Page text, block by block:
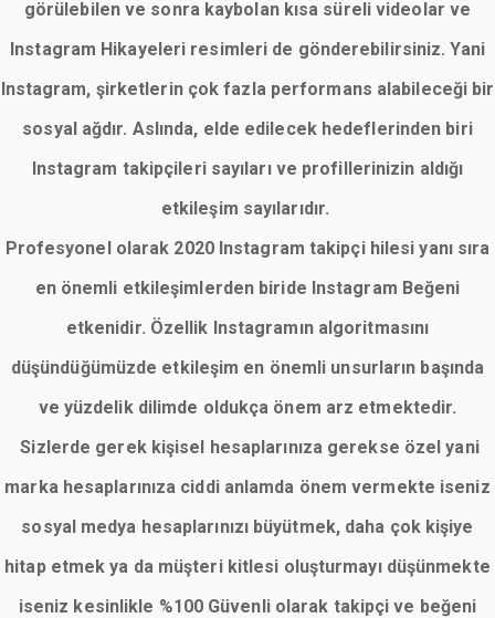
görülebilen ve sonra kaybolan kısa süreli videolar ve
Instagram Hikayeleri resimleri de gönderebilirsiniz. Yani
Instagram, şirketlerin çok fazla performans alabileceği bir
sosyal ağdır. Aslında, elde edilecek hedeflerinden biri
Instagram takipçileri sayıları ve profillerinizin aldığı
etkileşim sayılarıdır.
Profesyonel olarak 2020 Instagram takipçi hilesi yanı sıra
en önemli etkileşimlerden biride Instagram Beğeni
etkenidir. Özellik Instagramın algoritmasını
düşündüğümüzde etkileşim en önemli unsurların başında
ve yüzdelik dilimde oldukça önem arz etmektedir.
Sizlerde gerek kişisel hesaplarınıza gerekse özel yani
marka hesaplarınıza ciddi anlamda önem vermekte iseniz
sosyal medya hesaplarınızı büyütmek, daha çok kişiye
hitap etmek ya da müşteri kitlesi oluşturmayı düşünmekte
iseniz kesinlikle %100 Güvenli olarak takipçi ve beğeni